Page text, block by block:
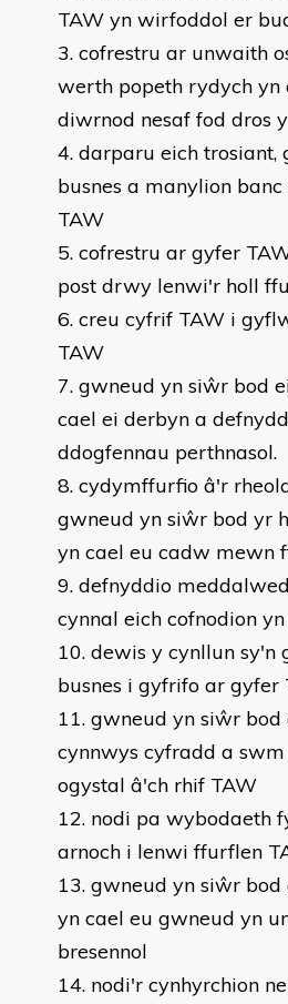
TAW yn wirfoddol er
cofrestru ar unwaith
werth popeth rydych
diwrnod nesaf fod dros
darparu eich trosiant,
busnes a manylion
TAW
cofrestru ar gyfer
post drwy lenwi'r holl
creu cyfrif TAW i
TAW
gwneud yn siŵr bod
cael ei derbyn a
ddogfennau perthnasol.
cydymffurfio â'r
gwneud yn siŵr bod yr
yn cael eu cadw mewn
defnyddio
cynnal eich cofnodion
dewis y cynllun sy'n
busnes i gyfrifo ar gyfer
gwneud yn siŵr bod
cynnwys cyfradd a
ogystal â'ch rhif TAW
nodi pa wybodaeth
arnoch i lenwi ffurflen
gwneud yn siŵr
yn cael eu gwneud yn
bresennol
nodi'r cynhyrchion